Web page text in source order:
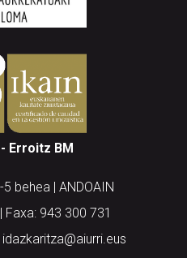
Erroitz BM
behea | ANDOAIN
Faxa: 943 300 731